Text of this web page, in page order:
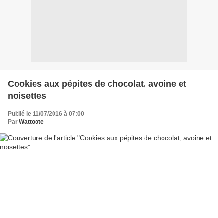
Cookies aux pépites de chocolat, avoine et
noisettes
Publié le 11/07/2016 à 07:00
Par Wattoote